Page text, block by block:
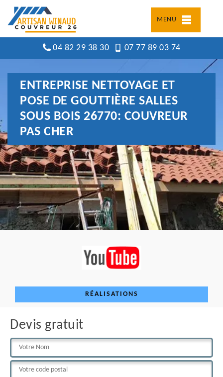
MENU
04 82 29 38 30 07 77 89 03 74
ENTREPRISE NETTOYAGE ET
POSE DE GOUTTIÈRE SALLES
SOUS BOIS 26770: COUVREUR
PAS CHER
RÉALISATIONS
Devis gratuit